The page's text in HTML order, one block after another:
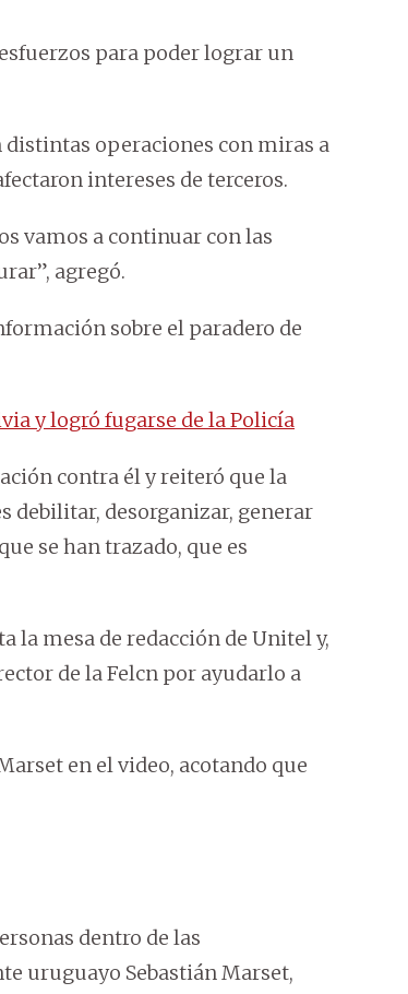
para poder lograr un
distintas operaciones con miras a
intereses de terceros.
vamos a continuar con las
agregó.
sobre el paradero de
y logró fugarse de la Policía
contra él y reiteró que la
debilitar, desorganizar, generar
se han trazado, que es
la mesa de redacción de Unitel y,
de la Felcn por ayudarlo a
en el video, acotando que
dentro de las
uruguayo Sebastián Marset,